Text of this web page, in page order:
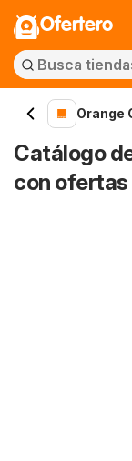
Ofertero
Orange
Catálogo
con